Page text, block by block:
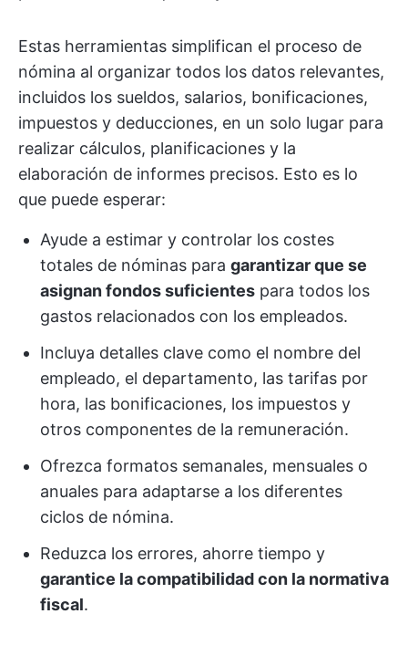
Estas herramientas simplifican el proceso de
nómina al organizar todos los datos relevantes,
incluidos los sueldos, salarios, bonificaciones,
impuestos y deducciones, en un solo lugar para
realizar cálculos, planificaciones y la
elaboración de informes precisos. Esto es lo
que puede esperar:
Ayude a estimar y controlar los costes
totales de nóminas para garantizar que se
asignan fondos suficientes para todos los
gastos relacionados con los empleados.
Incluya detalles clave como el nombre del
empleado, el departamento, las tarifas por
hora, las bonificaciones, los impuestos y
otros componentes de la remuneración.
Ofrezca formatos semanales, mensuales o
anuales para adaptarse a los diferentes
ciclos de nómina.
Reduzca los errores, ahorre tiempo y
garantice la compatibilidad con la normativa
fiscal.